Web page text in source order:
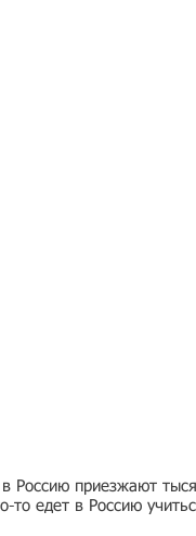
Россию приезжают
то едет в Россию